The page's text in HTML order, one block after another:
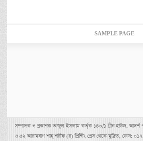
SAMPLE PAGE
সম্পাদক ও প্রকাশক তাজুল ইসলাম কর্তৃক ১৪০/১ গ্রীন হাউজ, আদর্শ
ও ৫২ আরামবাগ শাহ্ শরীফ (র) প্রিন্টিং প্রেস থেকে মুদ্রিত, ফোন: